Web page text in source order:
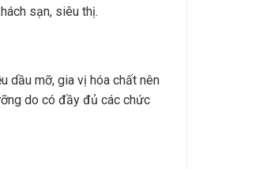
sạn, siêu thị.
dầu mỡ, gia vị hóa chất nên
do có đầy đủ các chức